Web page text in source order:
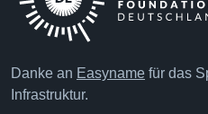
Danke an Easyname für das
Infrastruktur.